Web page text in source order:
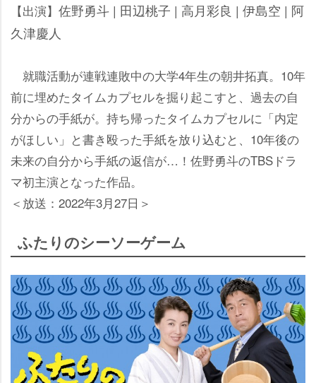
【出演】 佐野勇斗 | 田辺桃子 | 高月彩良 | 伊島空 | 阿
久津慶人
就職活動が連戦連敗中の大学4年生の朝井拓真。10年
前に埋めたタイムカプセルを掘り起こすと、過去の自
分からの手紙が。持ち帰ったタイムカプセルに「内定
がほしい」と書き殴った手紙を放り込むと、10年後の
未来の自分から手紙の返信が…！佐野勇斗のTBSドラ
マ初主演となった作品。
＜放送：2022年3月27日＞
ふたりのシーソーゲーム